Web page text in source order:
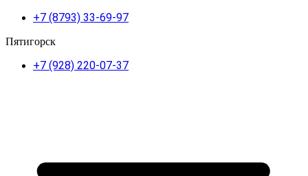
+7 (8793) 33-69-97
Пятигорск
+7 (928) 220-07-37